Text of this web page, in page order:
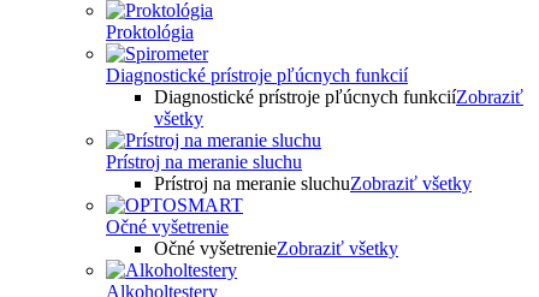
Proktológia
Diagnostické prístroje pľúcnych funkcií
Diagnostické prístroje pľúcnych funkciíZobraziť
všetky
Prístroj na meranie sluchu
Prístroj na meranie sluchuZobraziť všetky
Očné vyšetrenie
Očné vyšetrenieZobraziť všetky
Alkoholtestery